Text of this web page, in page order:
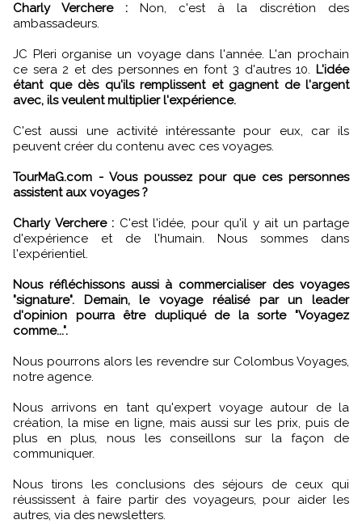
Charly Verchere : Non, c'est à la discrétion des
ambassadeurs.
JC PIeri organise un voyage dans l'année. L'an prochain
ce sera 2 et des personnes en font 3 d'autres 10. L'idée
étant que dès qu'ils remplissent et gagnent de l'argent
avec, ils veulent multiplier l'expérience.
C'est aussi une activité intéressante pour eux, car ils
peuvent créer du contenu avec ces voyages.
TourMaG.com - Vous poussez pour que ces personnes
assistent aux voyages ?
Charly Verchere : C'est l'idée, pour qu'il y ait un partage
d'expérience et de l'humain. Nous sommes dans
l'expérientiel.
Nous réfléchissons aussi à commercialiser des voyages
"signature". Demain, le voyage réalisé par un leader
d'opinion pourra être dupliqué de la sorte "Voyagez
comme...".
Nous pourrons alors les revendre sur Colombus Voyages,
notre agence.
Nous arrivons en tant qu'expert voyage autour de la
création, la mise en ligne, mais aussi sur les prix, puis de
plus en plus, nous les conseillons sur la façon de
communiquer.
Nous tirons les conclusions des séjours de ceux qui
réussissent à faire partir des voyageurs, pour aider les
autres, via des newsletters.